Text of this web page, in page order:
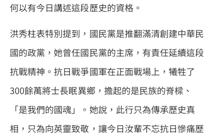
何以有今日講述這段歷史的資格。
洪秀柱表特別提到，國民黨是推翻滿清創建中華民
國的政黨，她曾任國民黨的主席，有責任延續這段
抗戰精神。抗日戰爭國軍在正面戰場上，犧牲了
300餘萬將士長眠異鄉，擔起的是民族的脊樑、
「是我們的國魂」。她說，此行只為傳承歷史真
相，只為向英靈致敬，讓今日汝輩不忘抗日慘痛歷